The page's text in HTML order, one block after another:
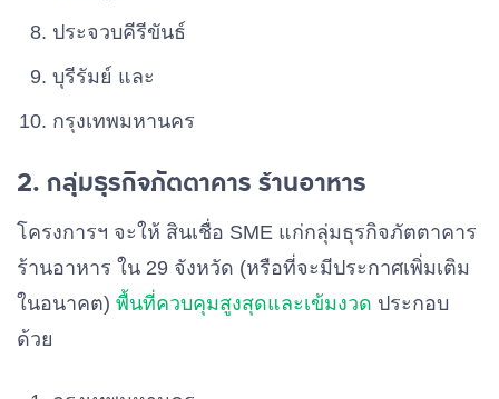
ประจวบคีรีขันธ์
บุรีรัมย์ และ
กรุงเทพมหานคร
2. กลุ่มธุรกิจภัตตาคาร ร้านอาหาร
โครงการฯ จะให้ สินเชื่อ SME แก่กลุ่มธุรกิจภัตตาคาร
ร้านอาหาร ใน 29 จังหวัด (หรือที่จะมีประกาศเพิ่มเติม
ในอนาคต) พื้นที่ควบคุมสูงสุดและเข้มงวด ประกอบ
ด้วย